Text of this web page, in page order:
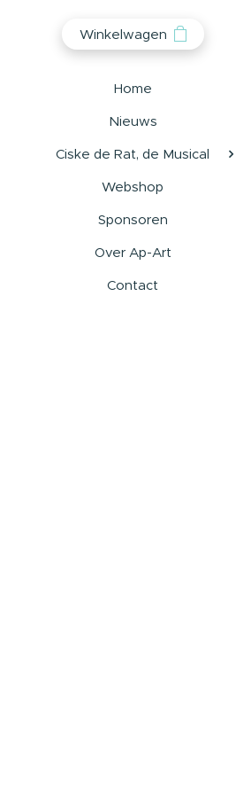
Winkelwagen
Home
Nieuws
Ciske de Rat, de Musical
Webshop
Sponsoren
Over Ap-Art
Contact